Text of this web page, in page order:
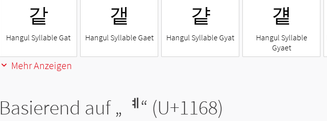
같
Hangul Syllable Gat
갵
Hangul Syllable Gaet
걑
Hangul Syllable Gyat
걭
Hangul Syllable
Gyaet
Mehr Anzeigen
Basierend auf „ ᅨ“ (U+1168)